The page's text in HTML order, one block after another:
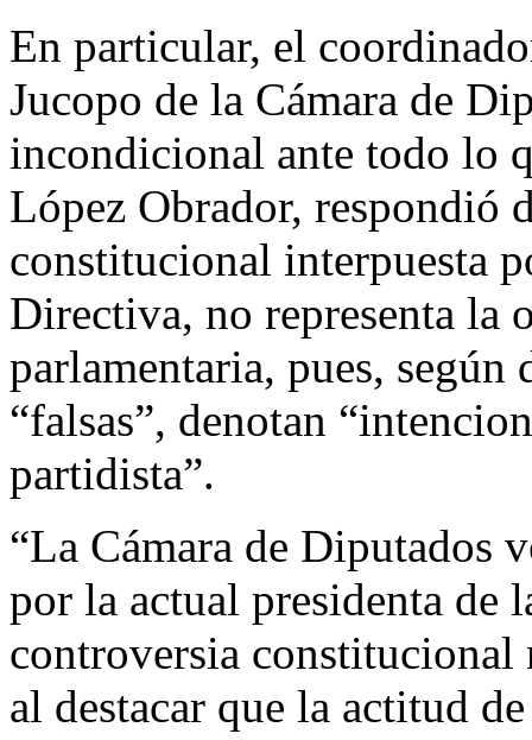
En particular, el
Jucopo de la Cámara de
incondicional ante todo lo
López Obrador, respondió
constitucional interpuesta
Directiva, no representa la
parlamentaria, pues,
“falsas”, denotan
partidista”.
“La Cámara de Diputados
por la actual presidenta de
controversia constitucional
al destacar que la actitud